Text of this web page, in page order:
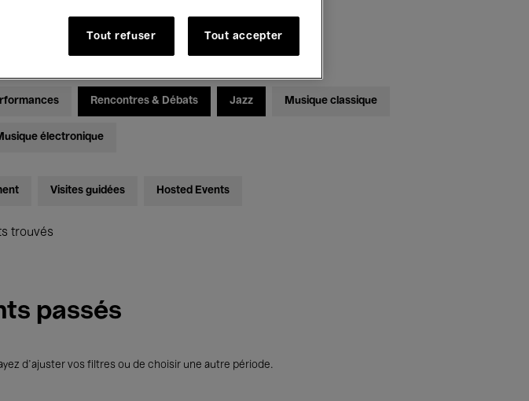
Mai 2026
Rencontres & Débats Jazz Musique classique
électronique
Visites guidées Hosted Events
trouvés
passés
d’ajuster vos filtres ou de choisir une autre période.
Tout refuser Tout accepter